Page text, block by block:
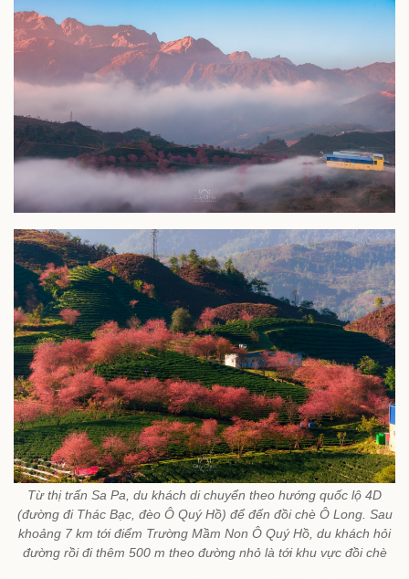
Từ thị trấn Sa Pa, du khách di chuyển theo hướng quốc lộ 4D
(đường đi Thác Bạc, đèo Ô Quý Hồ) để đến đồi chè Ô Long. Sau
khoảng 7 km tới điểm Trường Mầm Non Ô Quý Hồ, du khách hỏi
đường rồi đi thêm 500 m theo đường nhỏ là tới khu vực đồi chè